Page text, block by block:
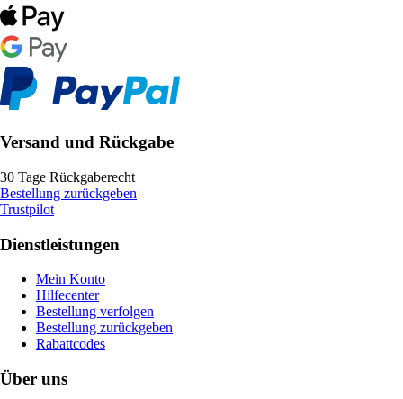
Versand und Rückgabe
30 Tage Rückgaberecht
Bestellung zurückgeben
Trustpilot
Dienstleistungen
Mein Konto
Hilfecenter
Bestellung verfolgen
Bestellung zurückgeben
Rabattcodes
Über uns